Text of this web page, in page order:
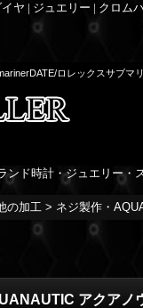
ヤ | ジュエリー | クロム
ロレックスサブマ
ンド時計・ジュエリー・
の加工 > ネジ製作・
アクア